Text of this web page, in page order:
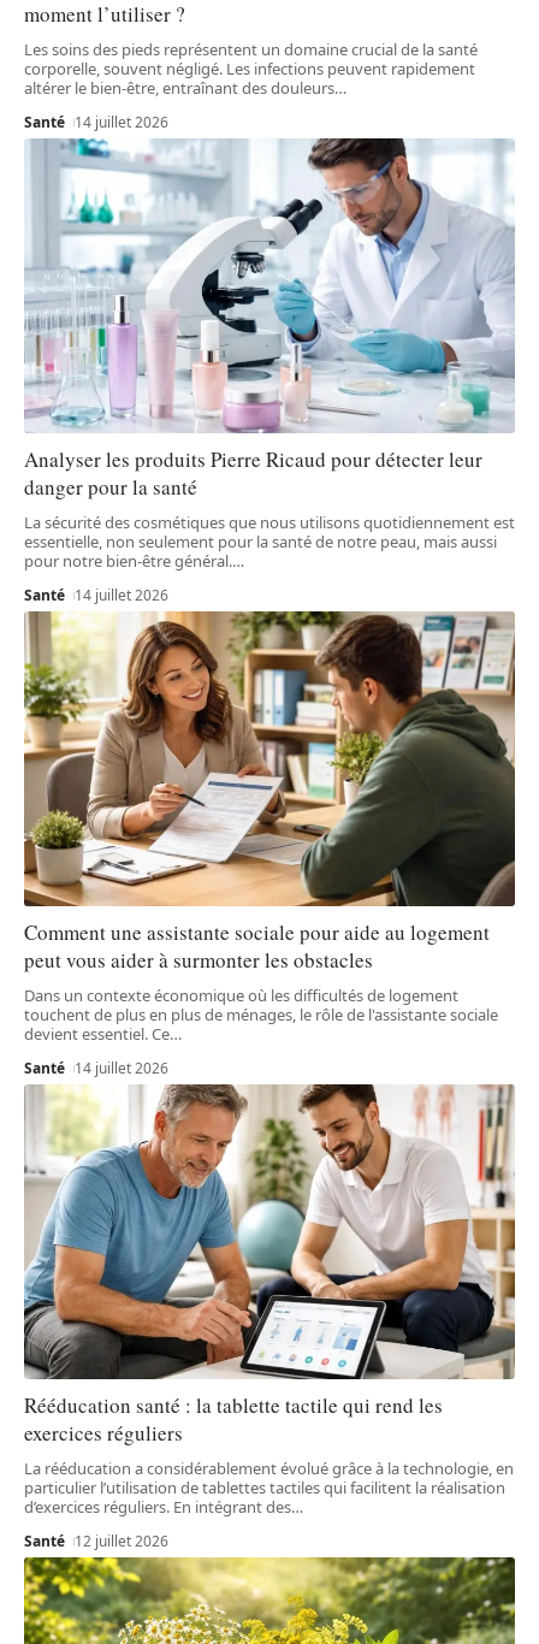
moment l’utiliser ?
Les soins des pieds représentent un domaine crucial de la santé
corporelle, souvent négligé. Les infections peuvent rapidement
altérer le bien-être, entraînant des douleurs…
Santé 14 juillet 2026
Analyser les produits Pierre Ricaud pour détecter leur
danger pour la santé
La sécurité des cosmétiques que nous utilisons quotidiennement est
essentielle, non seulement pour la santé de notre peau, mais aussi
pour notre bien-être général.…
Santé 14 juillet 2026
Comment une assistante sociale pour aide au logement
peut vous aider à surmonter les obstacles
Dans un contexte économique où les difficultés de logement
touchent de plus en plus de ménages, le rôle de l'assistante sociale
devient essentiel. Ce…
Santé 14 juillet 2026
Rééducation santé : la tablette tactile qui rend les
exercices réguliers
La rééducation a considérablement évolué grâce à la technologie, en
particulier l’utilisation de tablettes tactiles qui facilitent la réalisation
d’exercices réguliers. En intégrant des…
Santé 12 juillet 2026